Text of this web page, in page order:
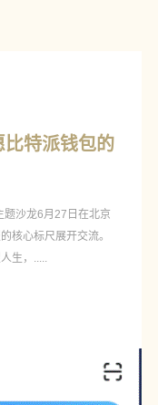
比特派钱包的
题沙龙6月27日在北京
核心标尺展开交流。
生，.....